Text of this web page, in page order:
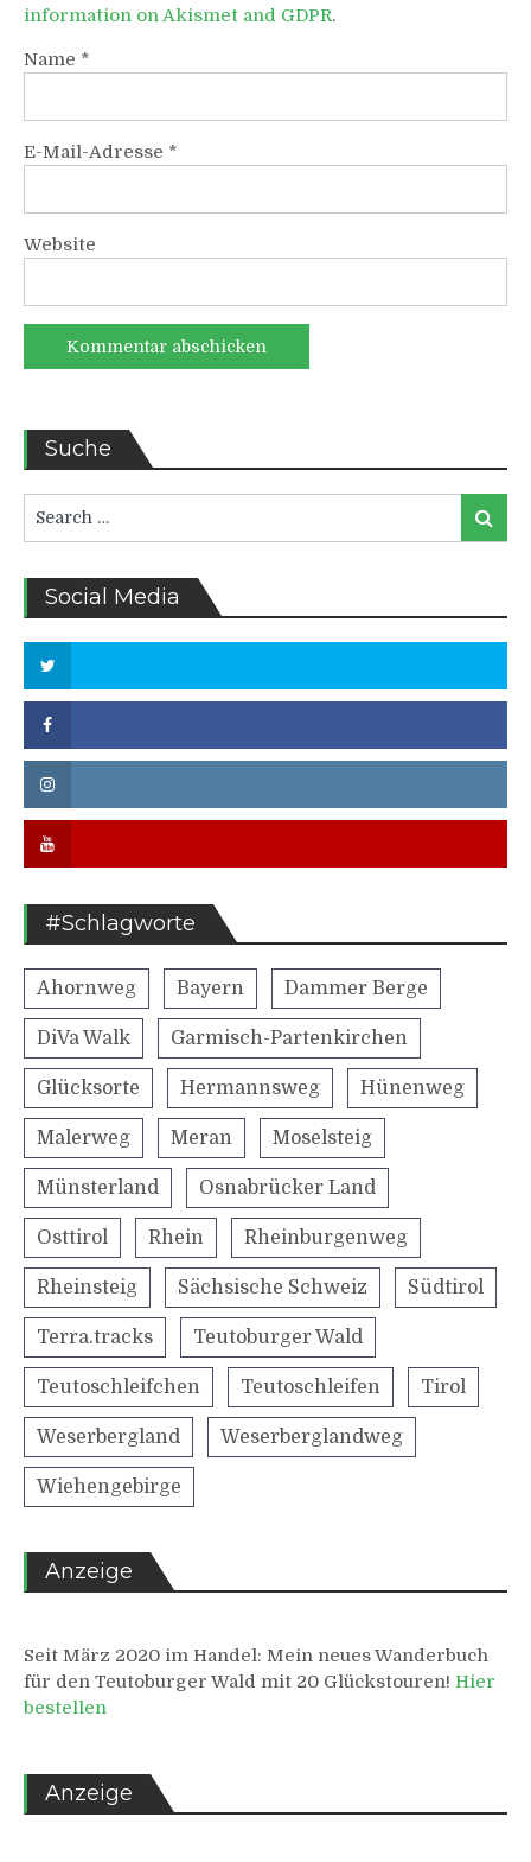
information on Akismet and GDPR.
Name *
E-Mail-Adresse *
Website
Suche
for:
Search
Social Media
#Schlagworte
Ahornweg Bayern Dammer Berge
DiVa Walk Garmisch-Partenkirchen
Glücksorte Hermannsweg Hünenweg
Malerweg Meran Moselsteig
Münsterland Osnabrücker Land
Osttirol Rhein Rheinburgenweg
Rheinsteig Sächsische Schweiz Südtirol
Terra.tracks Teutoburger Wald
Teutoschleifchen Teutoschleifen Tirol
Weserbergland Weserberglandweg
Wiehengebirge
Anzeige
Seit März 2020 im Handel: Mein neues Wanderbuch
für den Teutoburger Wald mit 20 Glückstouren! Hier
bestellen
Anzeige